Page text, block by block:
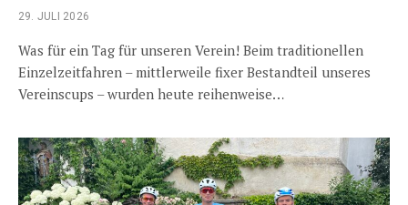
29. JULI 2026
Was für ein Tag für unseren Verein! Beim traditionellen
Einzelzeitfahren – mittlerweile fixer Bestandteil unseres
Vereinscups – wurden heute reihenweise…